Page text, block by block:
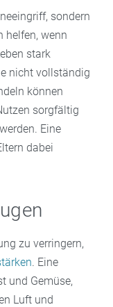
sondern
helfen, wenn
stark
nicht vollständig
können
sorgfältig
Eine
dabei
zu verringern,
. Eine
und Gemüse,
Luft und